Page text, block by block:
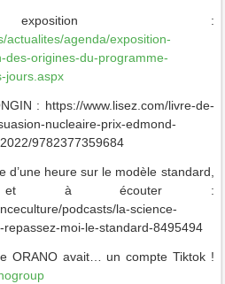
:
actualites/agenda/exposition-
des-origines-du-programme-
jours.aspx
: https://www.lisez.com/livre-de-
nucleaire-prix-edmond-
9782377359684
d’une heure sur le modèle standard,
et à écouter :
podcasts/la-science-
moi-le-standard-8495494
ORANO avait… un compte Tiktok !